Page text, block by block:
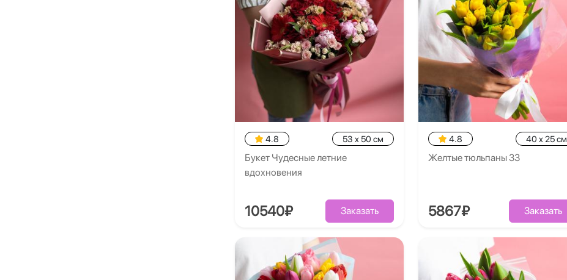
4.8 53 x 50 см
Букет Чудесные летние
вдохновения
10540₽ Заказать
4.8 40 x 25 см
Желтые тюльпаны 33
5867₽ Заказать